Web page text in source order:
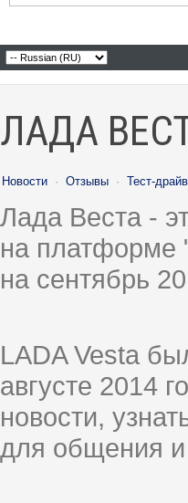
ЛАДА
Новости · Отзывы · Тест-
Лада Веста -
на платформе
на сентябрь
LADA Vesta
августе 2014
новости,
для общения